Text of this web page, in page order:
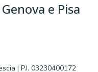
e Pisa
| P.I. 03230400172